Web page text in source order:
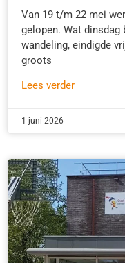
Van 19 t/m 22 mei
gelopen. Wat dinsdag
wandeling, eindigde
groots
Lees verder
1 juni 2026